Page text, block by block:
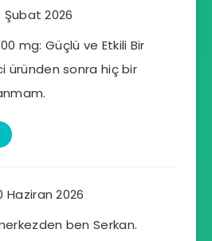
Şubat 2026
mg: Güçlü ve Etkili Bir
üründen sonra hiç bir
Haziran 2026
ben Serkan.